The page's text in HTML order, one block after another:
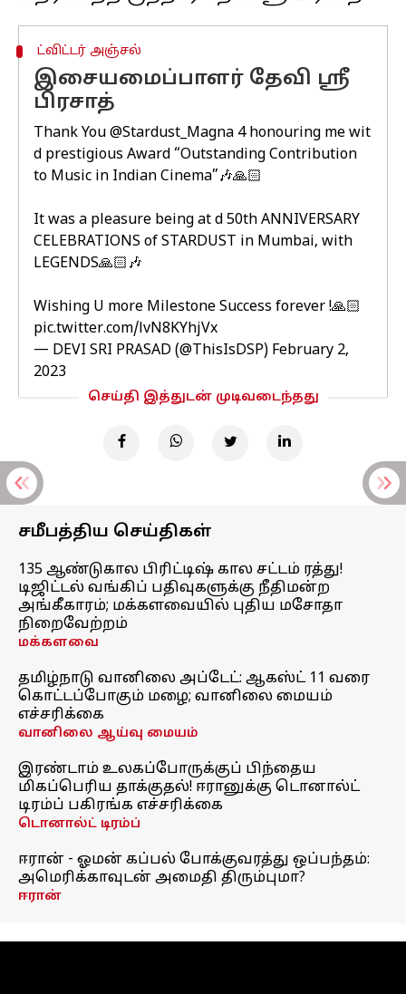
ட்விட்டர் அஞ்சல்
இசையமைப்பாளர் தேவி ஸ்ரீ
பிரசாத்
Thank You @Stardust_Magna 4 honouring me wit
d prestigious Award “Outstanding Contribution
to Music in Indian Cinema”🎶🙏🏻
It was a pleasure being at d 50th ANNIVERSARY
CELEBRATIONS of STARDUST in Mumbai, with
LEGENDS🙏🏻🎶
Wishing U more Milestone Success forever !🙏🏻
pic.twitter.com/lvN8KYhjVx
— DEVI SRI PRASAD (@ThisIsDSP) February 2,
2023
செய்தி இத்துடன் முடிவடைந்தது
சமீபத்திய செய்திகள்
135 ஆண்டுகால பிரிட்டிஷ் கால சட்டம் ரத்து!
டிஜிட்டல் வங்கிப் பதிவுகளுக்கு நீதிமன்ற
அங்கீகாரம்; மக்களவையில் புதிய மசோதா
நிறைவேற்றம்
மக்களவை
தமிழ்நாடு வானிலை அப்டேட்: ஆகஸ்ட் 11 வரை
கொட்டப்போகும் மழை; வானிலை மையம்
எச்சரிக்கை
வானிலை ஆய்வு மையம்
இரண்டாம் உலகப்போருக்குப் பிந்தைய
மிகப்பெரிய தாக்குதல்! ஈரானுக்கு டொனால்ட்
டிரம்ப் பகிரங்க எச்சரிக்கை
டொனால்ட் டிரம்ப்
ஈரான் - ஓமன் கப்பல் போக்குவரத்து ஒப்பந்தம்:
அமெரிக்காவுடன் அமைதி திரும்புமா?
ஈரான்